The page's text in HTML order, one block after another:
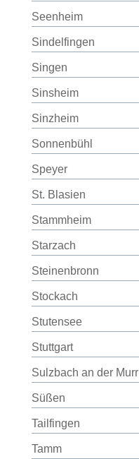
Seenheim
Sindelfingen
Singen
Sinsheim
Sinzheim
Sonnenbühl
Speyer
St. Blasien
Stammheim
Starzach
Steinenbronn
Stockach
Stutensee
Stuttgart
Sulzbach an der Murr
Süßen
Tailfingen
Tamm